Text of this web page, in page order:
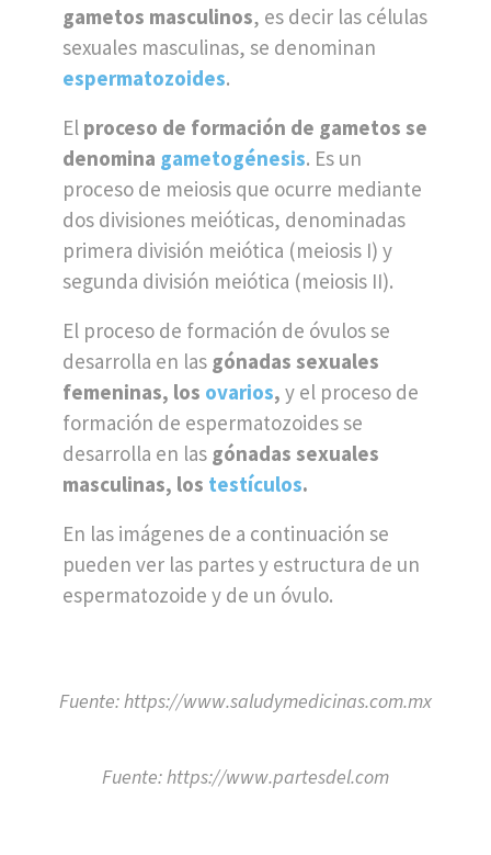
gametos masculinos, es decir las células
sexuales masculinas, se denominan
espermatozoides.
El proceso de formación de gametos se
denomina gametogénesis. Es un
proceso de meiosis que ocurre mediante
dos divisiones meióticas, denominadas
primera división meiótica (meiosis I) y
segunda división meiótica (meiosis II).
El proceso de formación de óvulos se
desarrolla en las gónadas sexuales
femeninas, los ovarios, y el proceso de
formación de espermatozoides se
desarrolla en las gónadas sexuales
masculinas, los testículos.
En las imágenes de a continuación se
pueden ver las partes y estructura de un
espermatozoide y de un óvulo.
Fuente: https://www.saludymedicinas.com.mx
Fuente: https://www.partesdel.com